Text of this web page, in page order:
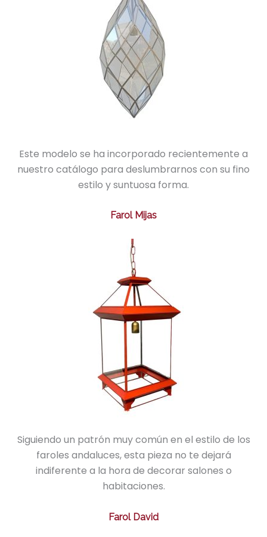
Este modelo se ha incorporado recientemente a
nuestro catálogo para deslumbrarnos con su fino
estilo y suntuosa forma.
Farol Mijas
Siguiendo un patrón muy común en el estilo de los
faroles andaluces, esta pieza no te dejará
indiferente a la hora de decorar salones o
habitaciones.
Farol David